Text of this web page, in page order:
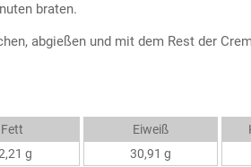
braten.
abgießen und mit dem Rest der
Fett
g
Eiweiß
30,91 g